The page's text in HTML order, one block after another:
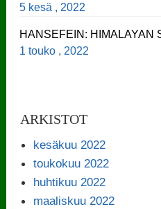
5 kesä , 2022
HANSEFEIN: HIMALAYAN
1 touko , 2022
ARKISTOT
kesäkuu 2022
toukokuu 2022
huhtikuu 2022
maaliskuu 2022